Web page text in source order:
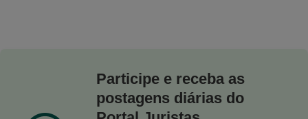
Participe e receba as
postagens diárias do